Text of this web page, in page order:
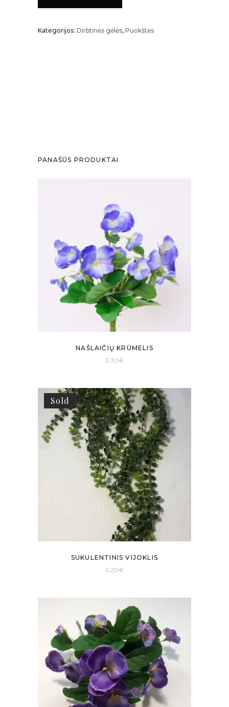
Kategorijos: Dirbtinės gėlės, Puokštės
PANAŠŪS PRODUKTAI
NAŠLAIČIŲ KRŪMELIS
3.30€
Sold
SUKULENTINIS VIJOKLIS
5.20€